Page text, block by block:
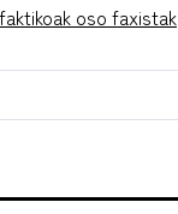
oso faxistak